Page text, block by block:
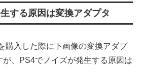
する原因は変換アダプタ
購入した際に下画像の変換アダプ
が、PS4でノイズが発生する原因は